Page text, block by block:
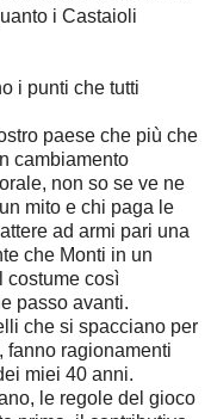
i Castaioli
i punti che tutti
paese che più che
cambiamento
non so se ve ne
mito e chi paga le
ad armi pari una
che Monti in un
costume così
passo avanti.
che si spacciano per
fanno ragionamenti
miei 40 anni.
le regole del gioco